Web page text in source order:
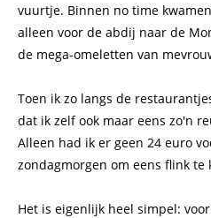
vuurtje. Binnen no time
alleen voor de abdij naar de
de mega-omeletten van
Toen ik zo langs de
dat ik zelf ook maar eens zo'n
Alleen had ik er geen 24 euro
zondagmorgen om eens flink te
Het is eigenlijk heel simpel: